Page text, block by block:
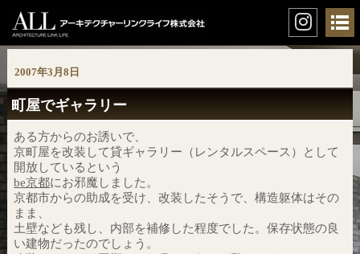
2007年3月8日
町屋でギャラリー
ある方からのお誘いで、
京町屋を改装して貸ギャラリー（レンタルスペース）として
開放しているという
be京都にお邪魔しました。
京都市からの助成を受け、改装したそうで、構造躯体はその
まま、
土壁なども残し、内部を補修した程度でした。保存状態の良
い建物だったのでしょう。